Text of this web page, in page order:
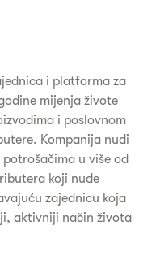
i platforma za
mijenja živote
i poslovnom
Kompanija nudi
u više od
koji nude
zajednicu koja
aktivniji način života